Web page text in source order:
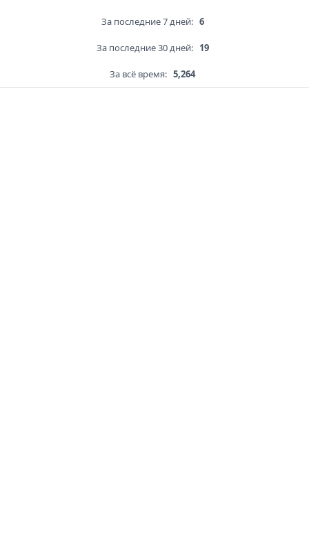
За последние 7 дней: 6
За последние 30 дней: 19
За всё время: 5,264